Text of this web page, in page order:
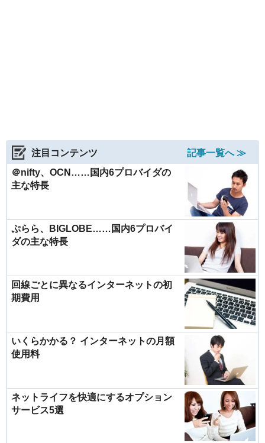
注目コンテンツ
記事一覧へ ≫
＠nifty、OCN……国内6プロバイダの
主な特長
ぷらら、BIGLOBE……国内6プロバイ
ダの主な特長
回線ごとに異なるインターネットの初
期費用
いくらかかる？ インターネットの月額
使用料
ネットライフを快適にするオプション
サービス5選